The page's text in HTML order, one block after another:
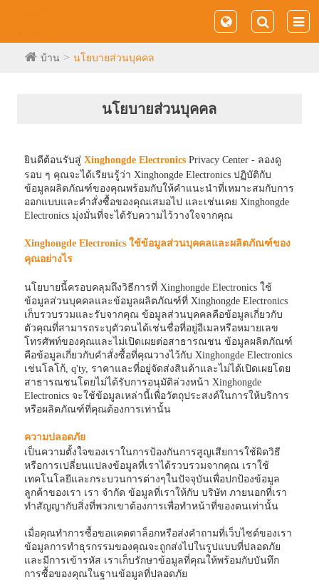
บ้าน นโยบายส่วนบุคคล
นโยบายส่วนบุคคล
ยินดีต้อนรับสู่Xinghongde Electronics Privacy Center - ลองดู
รอบ ๆ คุณจะได้เรียนรู้ว่า Xinghongde Electronics ปฏิบัติกับ
ข้อมูลผลิตภัณฑ์ของคุณพร้อมกับให้คำแนะนำที่เหมาะสมกับการ
ออกแบบและคำสั่งซื้อของคุณเสมอไป และเช่นเคย Xinghongde
Electronics มุ่งมั่นที่จะได้รับความไว้วางใจจากคุณ
Xinghongde Electronics ใช้ข้อมูลส่วนบุคคลและผลิตภัณฑ์ของ
คุณอย่างไร
นโยบายนี้ครอบคลุมถึงวิธีการที่ Xinghongde Electronics ใช้
ข้อมูลส่วนบุคคลและข้อมูลผลิตภัณฑ์ที่ Xinghongde Electronics
เก็บรวบรวมและรับจากคุณ ข้อมูลส่วนบุคคลคือข้อมูลเกี่ยวกับ
ตัวคุณที่สามารถระบุตัวตนได้เช่นชื่อที่อยู่อีเมลหรือหมายเลข
โทรศัพท์ของคุณและไม่เปิดเผยต่อสาธารณชน ข้อมูลผลิตภัณฑ์
คือข้อมูลเกี่ยวกับคำสั่งซื้อที่คุณวางไว้กับ Xinghongde Electronics
เช่นโลโก้, q'ty, ราคาและที่อยู่จัดส่งสินค้าและไม่ได้เปิดเผยโดย
สาธารณชนโดยไม่ได้รับการอนุมัติล่วงหน้า Xinghongde
Electronics จะใช้ข้อมูลเหล่านี้เพื่อวัตถุประสงค์ในการให้บริการ
หรือผลิตภัณฑ์ที่คุณต้องการเท่านั้น
ความปลอดภัย
เป็นความตั้งใจของเราในการป้องกันการสูญเสียการใช้ผิดวิธี
หรือการเปลี่ยนแปลงข้อมูลที่เราได้รวบรวมจากคุณ เราใช้
เทคโนโลยีและกระบวนการต่างๆในปัจจุบันเพื่อปกป้องข้อมูล
ลูกค้าของเรา เรา จำกัด ข้อมูลที่เราให้กับ บริษัท ภายนอกที่เรา
ทำสัญญากับสิ่งที่พวกเขาต้องการเพื่อทำหน้าที่ของตนเท่านั้น
เมื่อคุณทำการซื้อขอแคตตาล็อกหรือส่งคำถามที่เว็บไซต์ของเรา
ข้อมูลการทำธุรกรรมของคุณจะถูกส่งไปในรูปแบบที่ปลอดภัย
และมีการเข้ารหัส เราเก็บรักษาข้อมูลที่คุณให้พร้อมกับบันทึก
การซื้อของคุณในฐานข้อมูลที่ปลอดภัย